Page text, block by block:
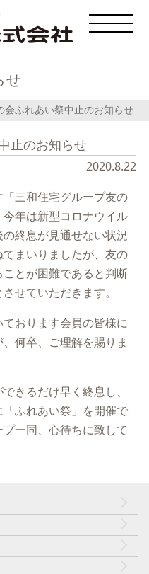
せ
会ふれあい祭中止のお知らせ
止のお知らせ
2020.8.22
三和住宅グループ友の
年は新型コロナウイル
終息が見通せない状況
まいりましたが、友の
とが困難であると判断
せていただきます。
おります会員の皆様に
何卒、ご理解を賜りま
きるだけ早く終息し、
ふれあい祭」を開催で
一同、心待ちに致して